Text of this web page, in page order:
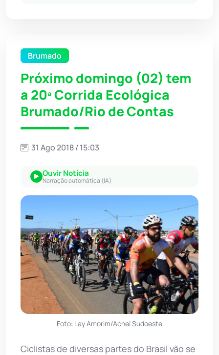
Brumado
Próximo domingo (02) tem
a 20ª Corrida Ecológica
Brumado/Rio de Contas
31 Ago 2018 / 15:03
Ouvir Notícia
Narração automática (IA)
Foto: Lay Amorim/Achei Sudoeste
Ciclistas de diversas partes do Brasil vão se